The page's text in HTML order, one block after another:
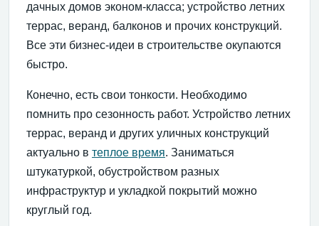
дачных домов эконом-класса; устройство летних
террас, веранд, балконов и прочих конструкций.
Все эти бизнес-идеи в строительстве окупаются
быстро.
Конечно, есть свои тонкости. Необходимо
помнить про сезонность работ. Устройство летних
террас, веранд и других уличных конструкций
актуально в теплое время. Заниматься
штукатуркой, обустройством разных
инфраструктур и укладкой покрытий можно
круглый год.